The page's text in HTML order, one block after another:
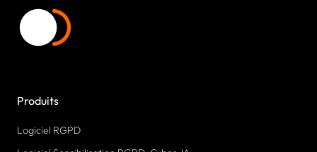
Produits
Logiciel RGPD